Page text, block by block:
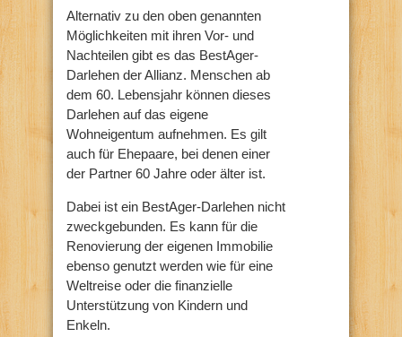
Alternativ zu den oben genannten
Möglichkeiten mit ihren Vor- und
Nachteilen gibt es das BestAger-
Darlehen der Allianz. Menschen ab
dem 60. Lebensjahr können dieses
Darlehen auf das eigene
Wohneigentum aufnehmen. Es gilt
auch für Ehepaare, bei denen einer
der Partner 60 Jahre oder älter ist.
Dabei ist ein BestAger-Darlehen nicht
zweckgebunden. Es kann für die
Renovierung der eigenen Immobilie
ebenso genutzt werden wie für eine
Weltreise oder die finanzielle
Unterstützung von Kindern und
Enkeln.